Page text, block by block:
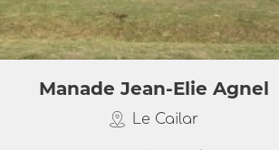
Manade Jean-Elie Agnel
Le Cailar